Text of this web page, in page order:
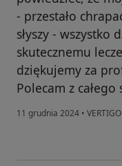
grudzień 2018 - do
Laryngologii
czerwiec 2011 - do
VERTIGO CLINIC w
– Chirurgów Głowy
- przestało
słyszy - wszystko
skutecznemu
dziękujemy za
Polecam z całego
11 grudnia 2024 •